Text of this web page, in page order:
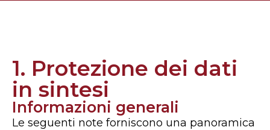
1. Protezione dei dati
in sintesi
Informazioni generali
Le seguenti note forniscono una panoramica